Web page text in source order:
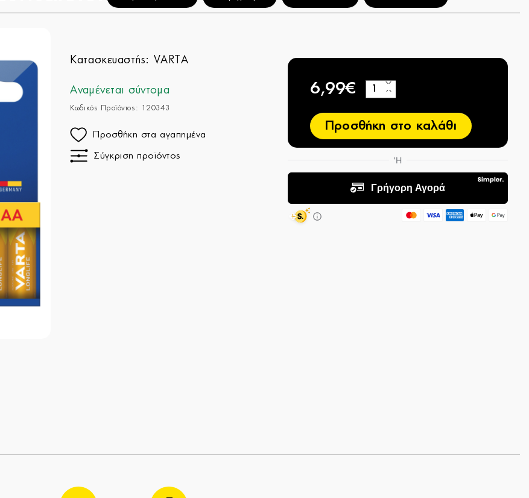
Κατασκευαστής: VARTA
Αναμένεται σύντομα
Κωδικός Προϊόντος: 120343
Προσθήκη στα αγαπημένα
Σύγκριση προϊόντος
6,99€ −
+
Προσθήκη στο καλάθι